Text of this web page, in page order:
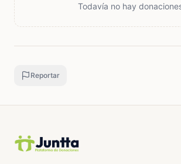
Todavía no hay
Reportar